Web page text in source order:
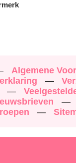
Algemene
—
—
—
—